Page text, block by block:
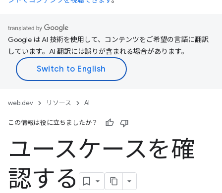
Google は AI 技術を使用して、コンテンツをご希望の言語に翻訳
しています。AI 翻訳には誤りが含まれる場合があります。
web.dev リソース AI
この情報は役に立ちましたか？
ユースケースを確
認する